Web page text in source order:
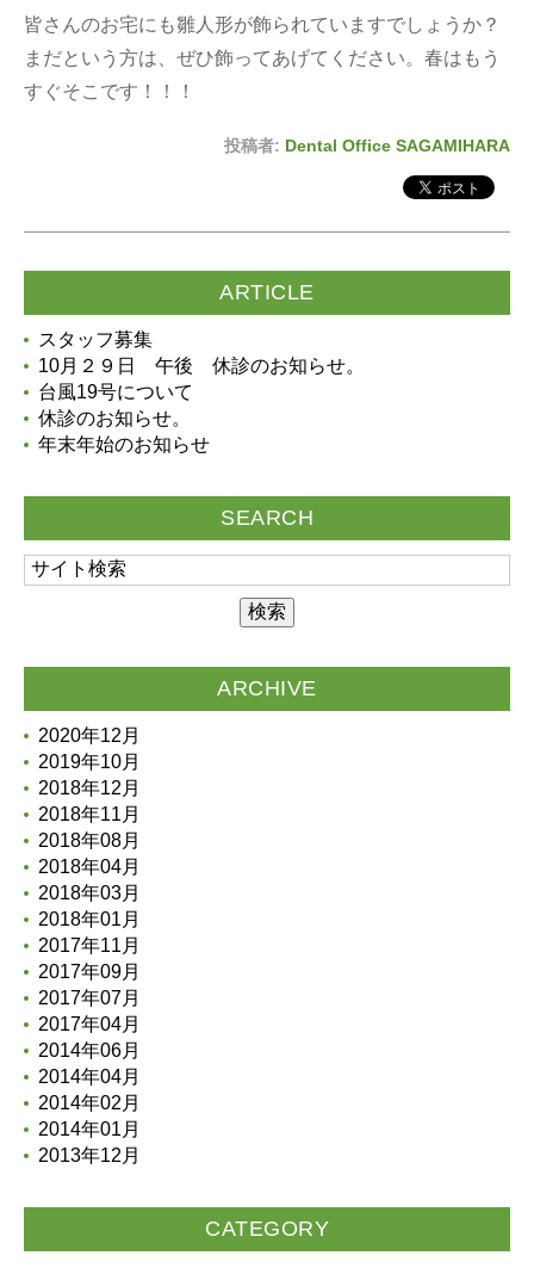
皆さんのお宅にも雛人形が飾られていますでしょうか？
まだという方は、ぜひ飾ってあげてください。春はもう
すぐそこです！！！
投稿者: Dental Office SAGAMIHARA
ARTICLE
スタッフ募集
10月２９日 午後 休診のお知らせ。
台風19号について
休診のお知らせ。
年末年始のお知らせ
SEARCH
ARCHIVE
2020年12月
2019年10月
2018年12月
2018年11月
2018年08月
2018年04月
2018年03月
2018年01月
2017年11月
2017年09月
2017年07月
2017年04月
2014年06月
2014年04月
2014年02月
2014年01月
2013年12月
CATEGORY